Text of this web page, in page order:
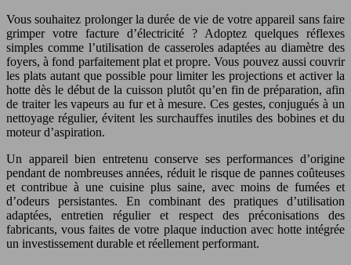
Vous souhaitez prolonger la durée de vie de votre appareil sans faire
grimper votre facture d’électricité ? Adoptez quelques réflexes
simples comme l’utilisation de casseroles adaptées au diamètre des
foyers, à fond parfaitement plat et propre. Vous pouvez aussi couvrir
les plats autant que possible pour limiter les projections et activer la
hotte dès le début de la cuisson plutôt qu’en fin de préparation, afin
de traiter les vapeurs au fur et à mesure. Ces gestes, conjugués à un
nettoyage régulier, évitent les surchauffes inutiles des bobines et du
moteur d’aspiration.
Un appareil bien entretenu conserve ses performances d’origine
pendant de nombreuses années, réduit le risque de pannes coûteuses
et contribue à une cuisine plus saine, avec moins de fumées et
d’odeurs persistantes. En combinant des pratiques d’utilisation
adaptées, entretien régulier et respect des préconisations des
fabricants, vous faites de votre plaque induction avec hotte intégrée
un investissement durable et réellement performant.